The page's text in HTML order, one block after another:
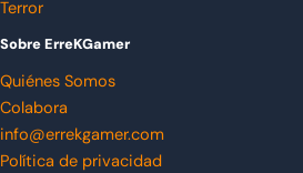
Terror
Sobre ErreKGamer
Quiénes Somos
Colabora
info@errekgamer.com
Política de privacidad